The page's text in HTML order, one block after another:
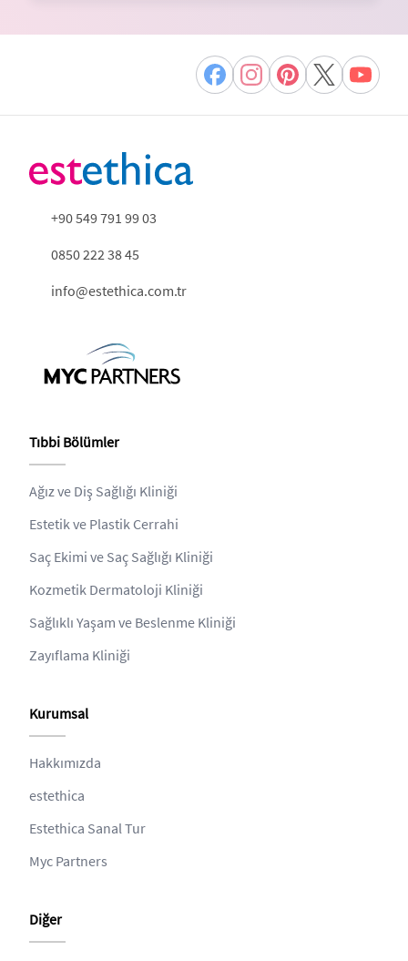
+90 549 791 99 03
0850 222 38 45
info@estethica.com.tr
Tıbbi Bölümler
Ağız ve Diş Sağlığı Kliniği
Estetik ve Plastik Cerrahi
Saç Ekimi ve Saç Sağlığı Kliniği
Kozmetik Dermatoloji Kliniği
Sağlıklı Yaşam ve Beslenme Kliniği
Zayıflama Kliniği
Kurumsal
Hakkımızda
estethica
Estethica Sanal Tur
Myc Partners
Diğer